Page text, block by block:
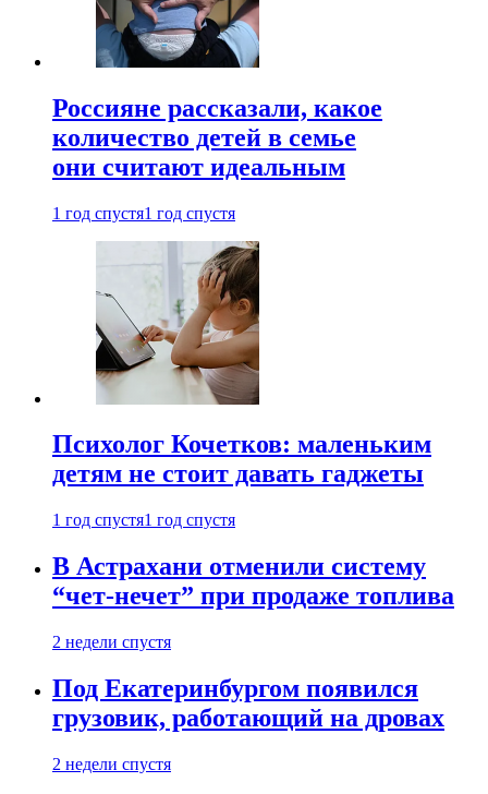
Россияне рассказали, какое
количество детей в семье
они считают идеальным
1 год спустя1 год спустя
Психолог Кочетков: маленьким
детям не стоит давать гаджеты
1 год спустя1 год спустя
В Астрахани отменили систему
“чет-нечет” при продаже топлива
2 недели спустя
Под Екатеринбургом появился
грузовик, работающий на дровах
2 недели спустя